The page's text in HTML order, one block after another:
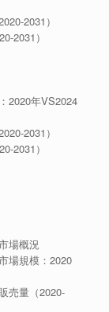
2031）
2031）
2020年VS2024
2031）
2031）
場概況
場規模：2020
売量（2020-